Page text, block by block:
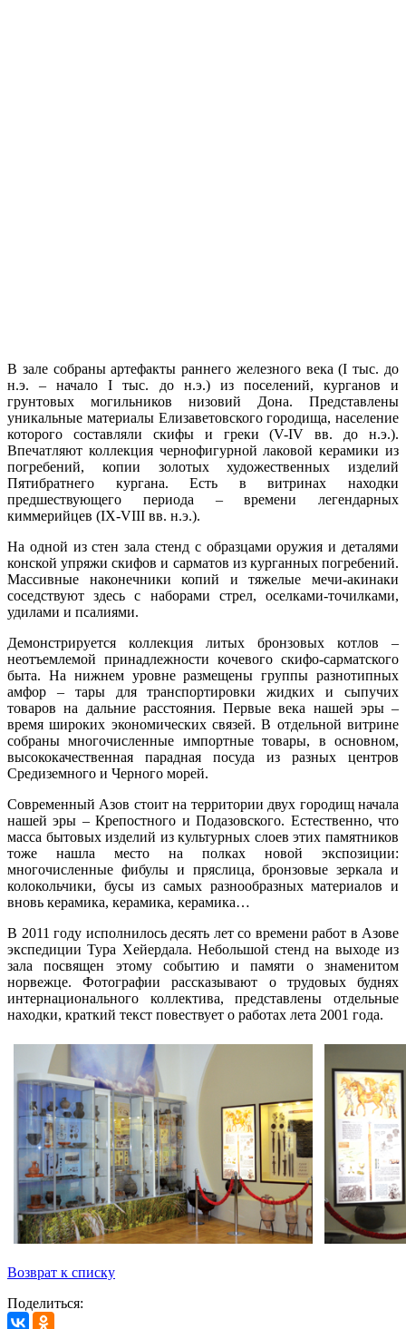
В зале собраны артефакты раннего железного века (I тыс. до
н.э. – начало I тыс. до н.э.) из поселений, курганов и
грунтовых могильников низовий Дона. Представлены
уникальные материалы Елизаветовского городища, население
которого составляли скифы и греки (V-IV вв. до н.э.).
Впечатляют коллекция чернофигурной лаковой керамики из
погребений, копии золотых художественных изделий
Пятибратнего кургана. Есть в витринах находки
предшествующего периода – времени легендарных
киммерийцев (IX-VIII вв. н.э.).
На одной из стен зала стенд с образцами оружия и деталями
конской упряжи скифов и сарматов из курганных погребений.
Массивные наконечники копий и тяжелые мечи-акинаки
соседствуют здесь с наборами стрел, оселками-точилками,
удилами и псалиями.
Демонстрируется коллекция литых бронзовых котлов –
неотъемлемой принадлежности кочевого скифо-сарматского
быта. На нижнем уровне размещены группы разнотипных
амфор – тары для транспортировки жидких и сыпучих
товаров на дальние расстояния. Первые века нашей эры –
время широких экономических связей. В отдельной витрине
собраны многочисленные импортные товары, в основном,
высококачественная парадная посуда из разных центров
Средиземного и Черного морей.
Современный Азов стоит на территории двух городищ начала
нашей эры – Крепостного и Подазовского. Естественно, что
масса бытовых изделий из культурных слоев этих памятников
тоже нашла место на полках новой экспозиции:
многочисленные фибулы и пряслица, бронзовые зеркала и
колокольчики, бусы из самых разнообразных материалов и
вновь керамика, керамика, керамика…
В 2011 году исполнилось десять лет со времени работ в Азове
экспедиции Тура Хейердала. Небольшой стенд на выходе из
зала посвящен этому событию и памяти о знаменитом
норвежце. Фотографии рассказывают о трудовых буднях
интернационального коллектива, представлены отдельные
находки, краткий текст повествует о работах лета 2001 года.
Возврат к списку
Поделиться: